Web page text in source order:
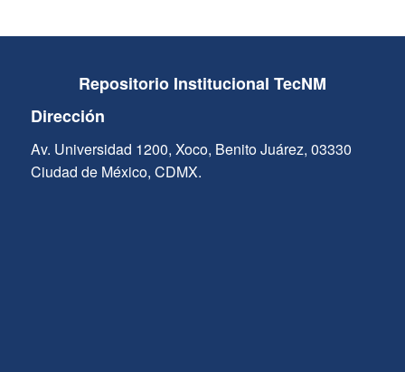
Repositorio Institucional TecNM
Dirección
Av. Universidad 1200, Xoco, Benito Juárez, 03330
Ciudad de México, CDMX.